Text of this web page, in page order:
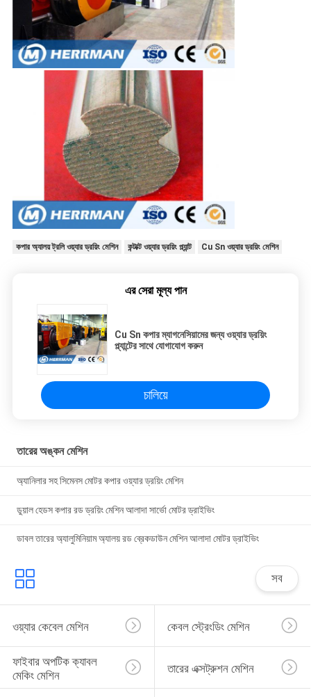
কপার অ্যালয় ট্রলি ওয়্যার ড্রয়িং মেশিন কন্টাক্ট ওয়্যার ড্রয়িং প্ল্যান্ট Cu Sn ওয়্যার ড্রয়িং মেশিন
এর সেরা মূল্য পান
Cu Sn কপার ম্যাগনেসিয়ামের জন্য ওয়্যার ড্রয়িং
প্ল্যান্টের সাথে যোগাযোগ করুন
চালিয়ে
তারের অঙ্কন মেশিন
অ্যানিলার সহ সিমেনস মোটর কপার ওয়্যার ড্রয়িং মেশিন
ডুয়াল হেডস কপার রড ড্রয়িং মেশিন আলাদা সার্ভো মোটর ড্রাইভিং
ডাবল তারের অ্যালুমিনিয়াম অ্যালয় রড ব্রেকডাউন মেশিন আলাদা মোটর ড্রাইভিং
সব
ওয়্যার কেবেল মেশিন কেবল স্ট্রেংডিং মেশিন
ফাইবার অপটিক ক্যাবল
মেকিং মেশিন
তারের এক্সট্রুশন মেশিন